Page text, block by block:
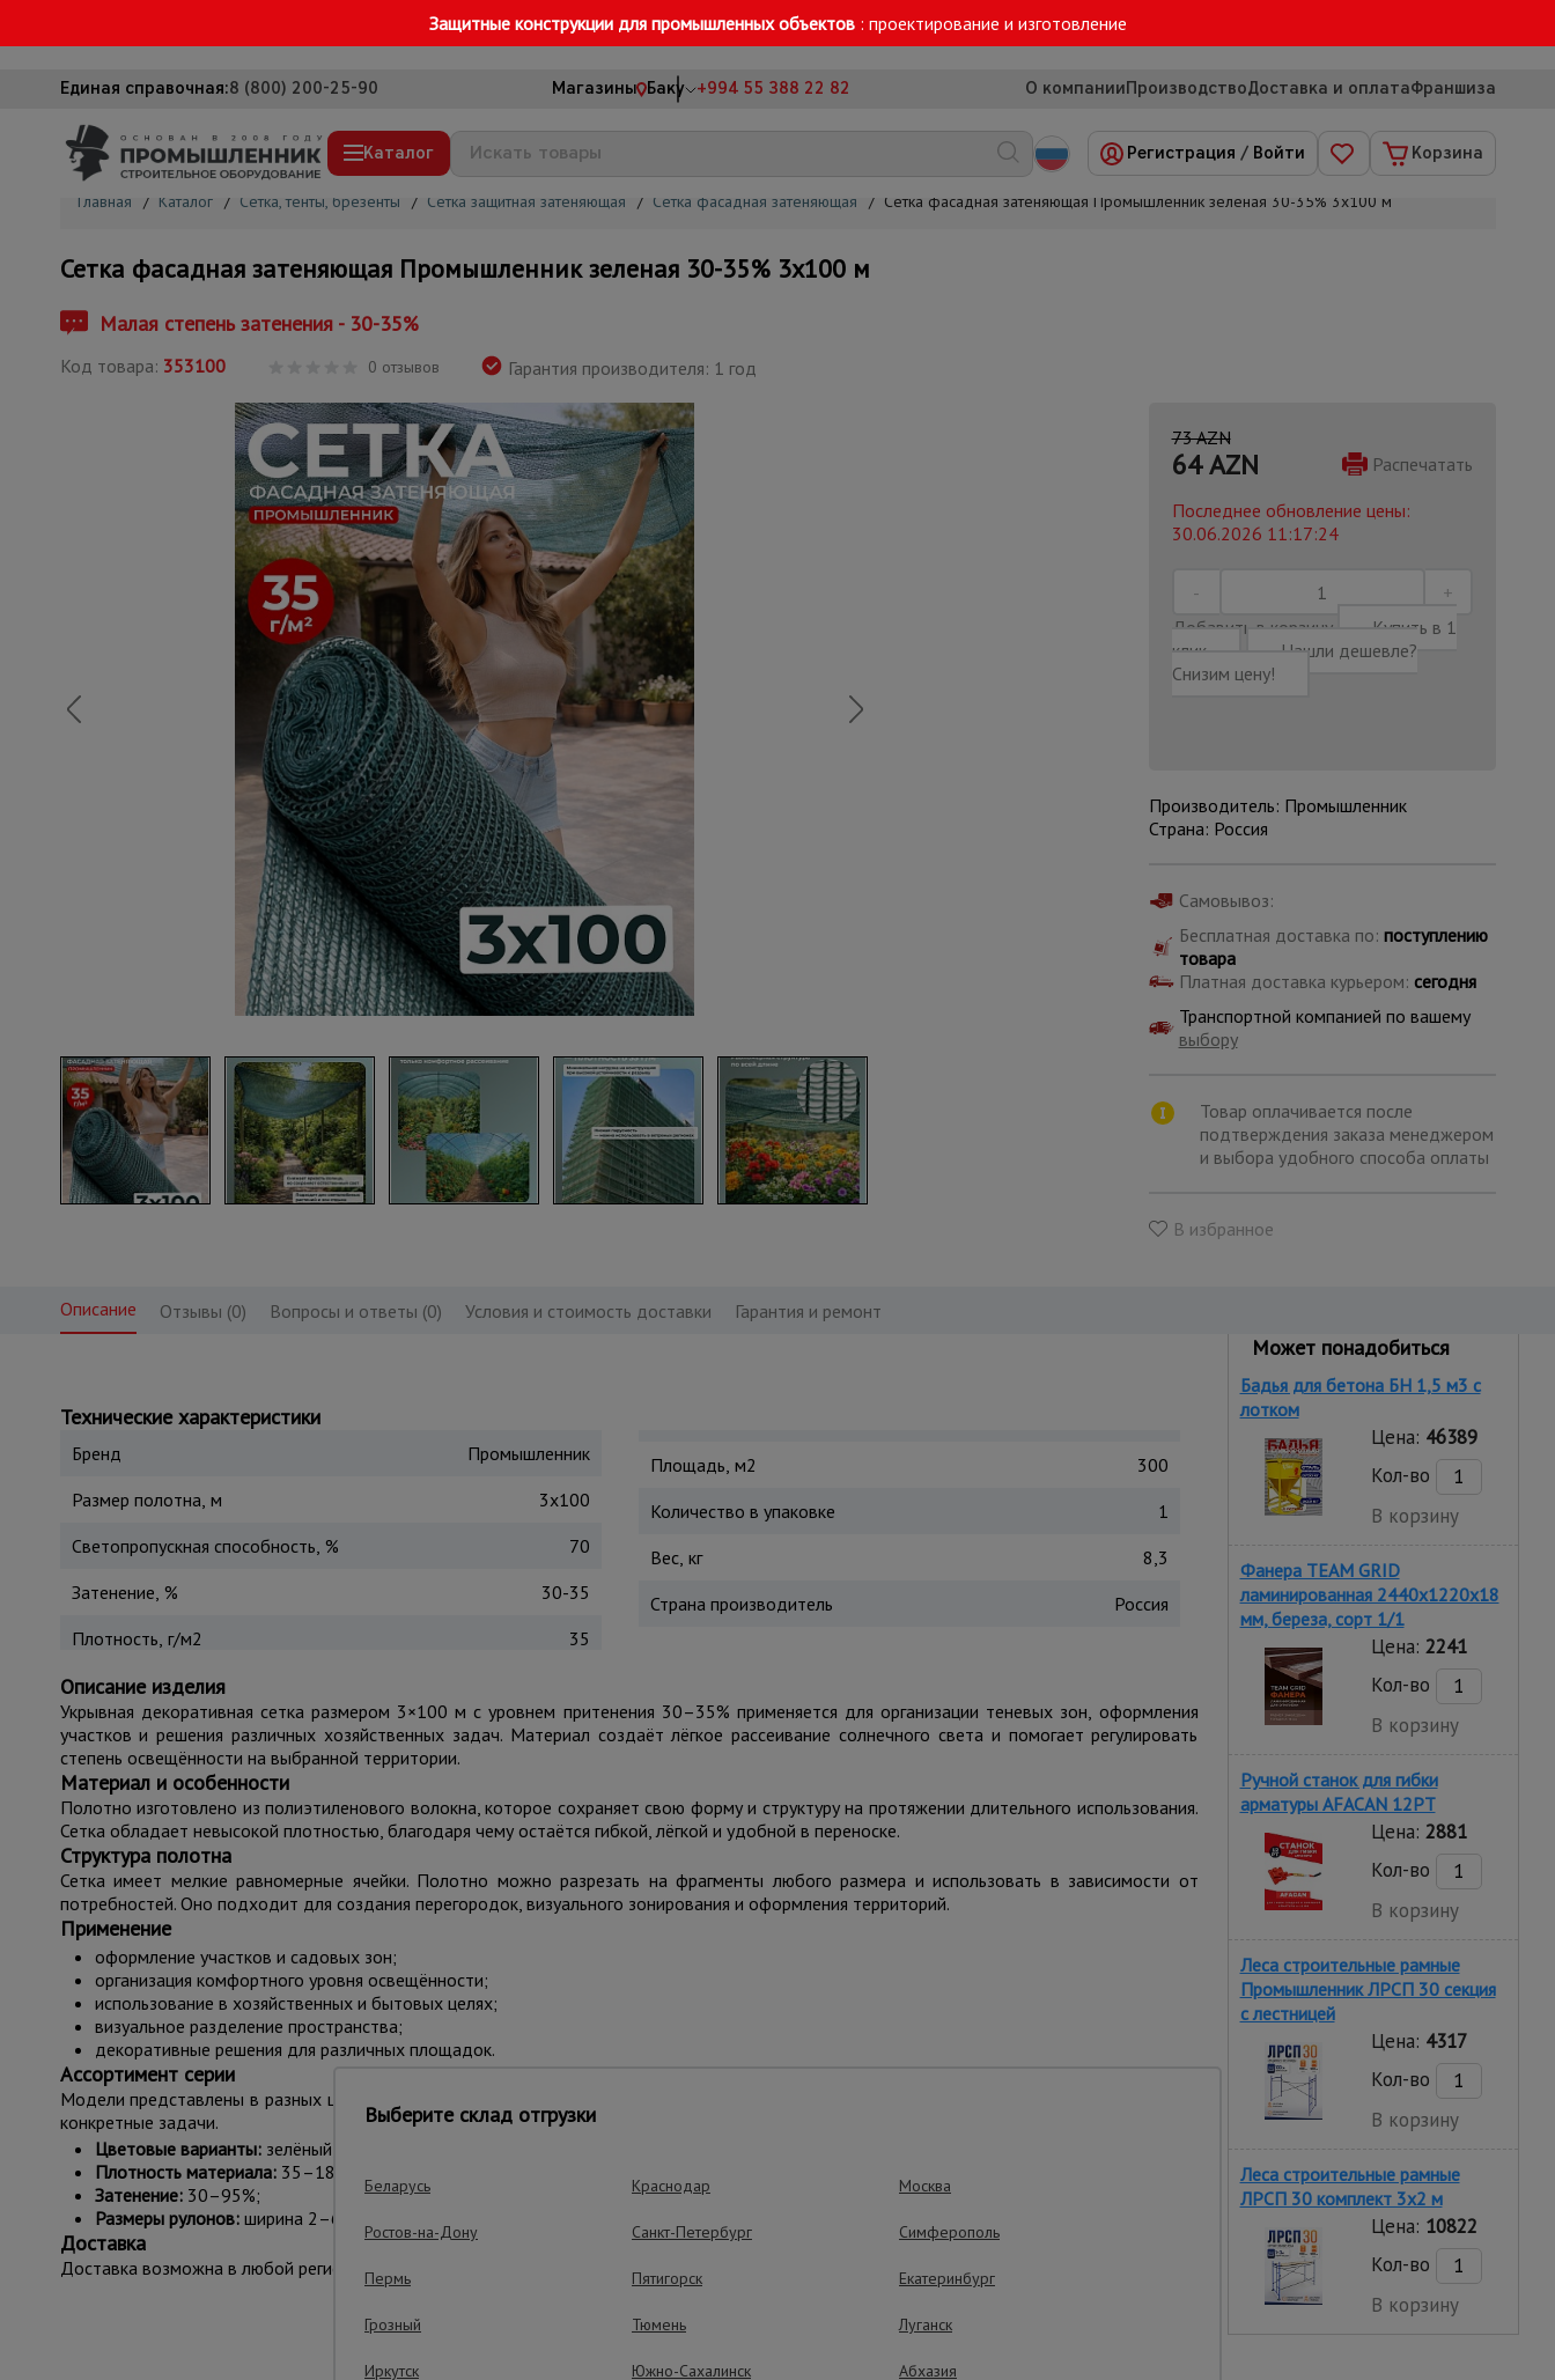
Защитные конструкции для промышленных объектов : проектирование и изготовление
Единая справочная:8 (800) 200-25-90 Магазины Баку +994 55 388 22 82 О компанииПроизводствоДоставка и оплатаФраншиза
Каталог
Вышки-туры
Подмости строительные
Сетка, тенты, брезенты
Грузоподъемное оборудование
Мусоропровод строительный
Фанера ламинированная
Опалубка
Вибротехника для строительства
Оборудование для работы с арматурой
Оборудование для бетонных работ
Техника для склада
Тачки строительные и садовые
Лестницы и стремянки
Штукатурные комплекты
Сварочные аппараты
Тепловые пушки
Металл и металлообработка
всех
Регистрация / Войти Корзина
Главная / Каталог / Сетка, тенты, брезенты / Сетка защитная затеняющая / Сетка фасадная затеняющая / Сетка фасадная затеняющая Промышленник зеленая 30-35% 3х100 м
Сетка фасадная затеняющая Промышленник зеленая 30-35% 3х100 м
Малая степень затенения - 30-35%
Код товара: 353100 0 отзывов Гарантия производителя: 1 год
73 AZN
64AZN
Распечатать
Последнее обновление цены:
30.06.2026 11:17:24
Добавить в корзину
Купить в 1
клик
Нашли дешевле?
Снизим цену!
Производитель: Промышленник
Страна: Россия
Самовывоз:
Бесплатная доставка по: поступлению
товара
Платная доставка курьером: сегодня
Транспортной компанией по вашему
выбору
Товар оплачивается после
подтверждения заказа менеджером
и выбора удобного способа оплаты
В избранное
Описание Отзывы (0) Вопросы и ответы (0) Условия и стоимость доставки Гарантия и ремонт
Технические характеристики
Бренд
Промышленник
Размер полотна, м
3х100
Светопропускная способность, %
70
Затенение, %
30-35
Плотность, г/м2
35
Площадь, м2
300
Количество в упаковке
1
Вес, кг
8,3
Страна производитель
Россия
Описание изделия
Укрывная декоративная сетка размером 3×100 м с уровнем притенения 30–35% применяется для организации теневых зон, оформления
участков и решения различных хозяйственных задач. Материал создаёт лёгкое рассеивание солнечного света и помогает регулировать
степень освещённости на выбранной территории.
Материал и особенности
Полотно изготовлено из полиэтиленового волокна, которое сохраняет свою форму и структуру на протяжении длительного использования.
Сетка обладает невысокой плотностью, благодаря чему остаётся гибкой, лёгкой и удобной в переноске.
Структура полотна
Сетка имеет мелкие равномерные ячейки. Полотно можно разрезать на фрагменты любого размера и использовать в зависимости от
потребностей. Оно подходит для создания перегородок, визуального зонирования и оформления территорий.
Применение
оформление участков и садовых зон;
организация комфортного уровня освещённости;
использование в хозяйственных и бытовых целях;
визуальное разделение пространства;
декоративные решения для различных площадок.
Ассортимент серии
Модели представлены в разных цветовых вариантах, степенях затенения и размерах. Это позволяет подобрать подходящее решение под
конкретные задачи.
Цветовые варианты:зелёный, тёмно-зелёный, белый, голубой, оранжевый;
Плотность материала:35–180 г/м²;
Затенение:30–95%;
Размеры рулонов:ширина 2–6 м, длина 10–100 м.
Доставка
Доставка возможна в любой регион России. Сетка поставляется в рулонах, удобных для хранения и транспортировки.
Важные преимущества – эффективная работа
Может понадобиться
Бадья для бетона БН 1,5 м3 с
лотком
Цена: 46389
Кол-во
В корзину
Фанера TEAM GRID
ламинированная 2440х1220х18
мм, береза, сорт 1/1
Цена: 2241
Кол-во
В корзину
Ручной станок для гибки
арматуры AFACAN 12PT
Цена: 2881
Кол-во
В корзину
Леса строительные рамные
Промышленник ЛРСП 30 секция
с лестницей
Цена: 4317
Кол-во
В корзину
Леса строительные рамные
ЛРСП 30 комплект 3x2 м
Цена: 10822
Кол-во
В корзину
Выберите склад отгрузки
Беларусь Краснодар Москва
Ростов-на-Дону Санкт-Петербург Симферополь
Пермь Пятигорск Екатеринбург
Грозный Тюмень Луганск
Иркутск Южно-Сахалинск Абхазия